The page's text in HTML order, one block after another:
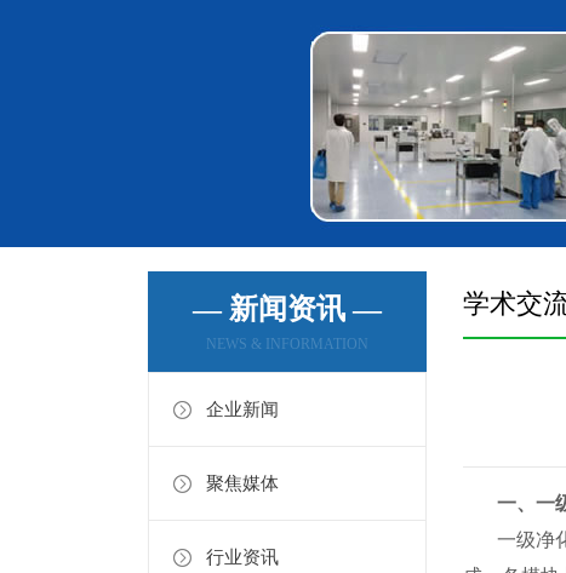
— 新闻资讯 —
NEWS & INFORMATION
企业新闻
聚焦媒体
行业资讯
学术交
一、一
一级净化